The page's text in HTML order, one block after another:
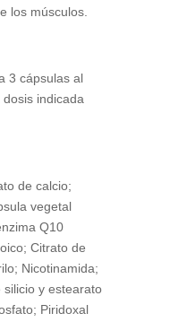
los músculos.
3 cápsulas al
indicada
de calcio;
vegetal
Q10
Citrato de
Nicotinamida;
y estearato
Piridoxal